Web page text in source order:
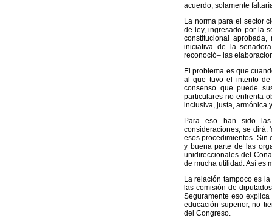
acuerdo, solamente
La norma para el sector
de ley, ingresado por la
constitucional
iniciativa de la
reconoció– las
El problema es que
al que tuvo el intento
consenso que puede
particulares no enfrenta
inclusiva, justa, armónica
Para eso han sido
consideraciones, se dirá.
esos procedimientos. Sin
y buena parte de las
unidireccionales del
de mucha utilidad. Así es
La relación tampoco es
las comisión de
Seguramente eso
educación superior, no
del Congreso.